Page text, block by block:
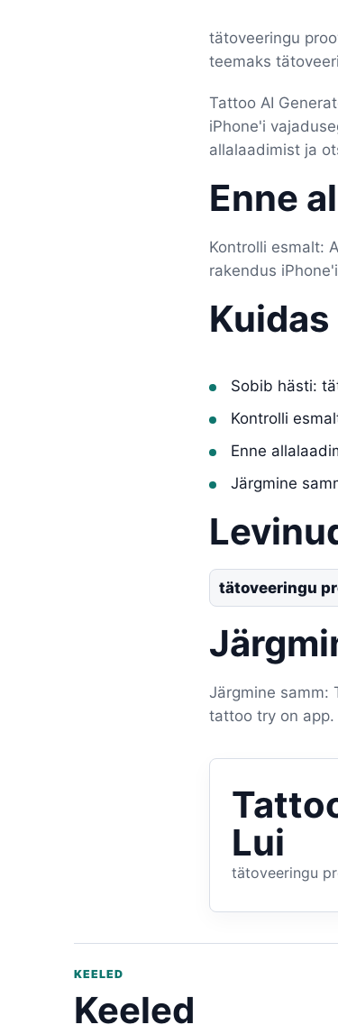
tätoveeringu
teemaks
Tattoo AI
iPhone'i
allalaadimist ja
Enne
Kontrolli esmalt:
rakendus
Sobib hästi:
Kontrolli
Enne
Järgmine
tätoveeringu
Järgmine samm:
tattoo try on app.
Lui
tätoveeringu
KEELED
Keeled